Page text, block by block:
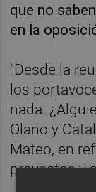
que no
en la
"Desde la
los
nada.
Olano y
Mateo, en
proyectos y